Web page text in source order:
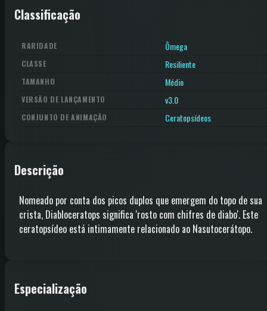
Classificação
RARIDADE Ômega
CLASSE Resiliente
TAMANHO Médio
VERSÃO DE LANÇAMENTO v3.0
CONJUNTO DE ANIMAÇÃO Ceratopsídeos
Descrição
Nomeado por conta dos picos duplos que emergem do topo de sua
crista, Diabloceratops significa 'rosto com chifres de diabo'. Este
ceratopsídeo está intimamente relacionado ao Nasutocerátopo.
Especialização